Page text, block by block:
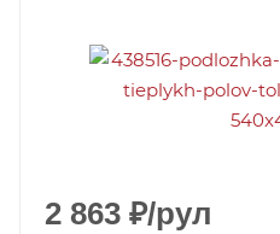
2 863 ₽/рул